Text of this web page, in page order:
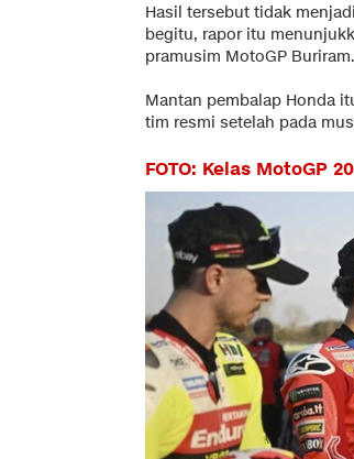
Hasil tersebut tidak
begitu, rapor itu
pramusim MotoGP Buriram.
Mantan pembalap Honda
tim resmi setelah pada
FOTO: Kelas MotoGP